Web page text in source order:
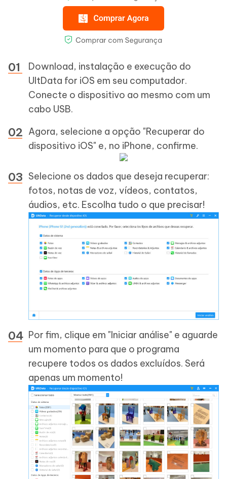
Download, instalação e execução do
UltData for iOS em seu computador.
Conecte o dispositivo ao mesmo com um
cabo USB.
Agora, selecione a opção "Recuperar do
dispositivo iOS" e, no iPhone, confirme.
Selecione os dados que deseja recuperar:
fotos, notas de voz, vídeos, contatos,
áudios, etc. Escolha tudo o que precisar!
Por fim, clique em "Iniciar análise" e aguarde
um momento para que o programa
recupere todos os dados excluídos. Será
apenas um momento!